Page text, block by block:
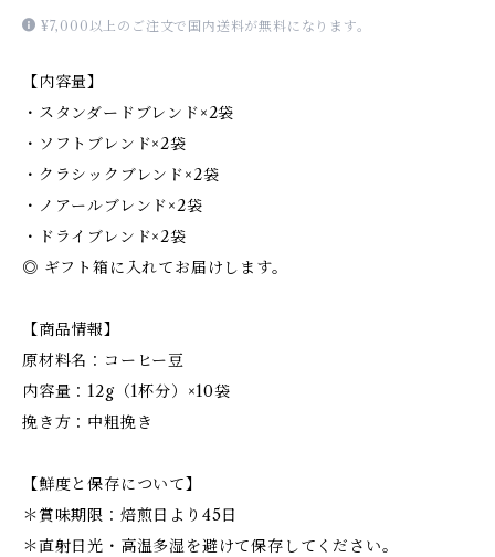
¥7,000以上のご注文で国内送料が無料になります。
【内容量】
・スタンダードブレンド×2袋
・ソフトブレンド×2袋
・クラシックブレンド×2袋
・ノアールブレンド×2袋
・ドライブレンド×2袋
◎ ギフト箱に入れてお届けします。
【商品情報】
原材料名：コーヒー豆
内容量：12g（1杯分）×10袋
挽き方：中粗挽き
【鮮度と保存について】
＊賞味期限：焙煎日より45日
＊直射日光・高温多湿を避けて保存してください。